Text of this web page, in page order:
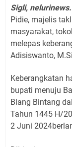
Sigli,
Pidie, majelis
masyarakat,
melepas
Adisiswanto,
Keberangkatan
bupati menuju
Blang Bintang
Tahun 1445 H/
2 Juni